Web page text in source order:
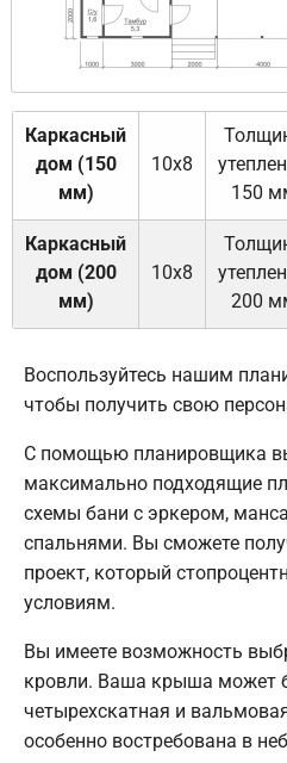
Каркасный
дом (150
мм)
10х8
150
Каркасный
дом (200
мм)
10х8
200
Воспользуйтесь нашим
чтобы получить свою
С помощью планировщика
максимально подходящие
схемы бани с эркером,
спальнями. Вы сможете
проект, который
условиям.
Вы имеете возможность
кровли. Ваша крыша может
четырехскатная и
особенно востребована в